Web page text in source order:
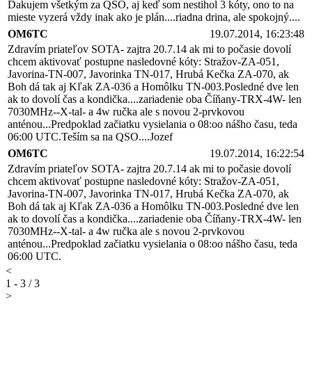
Ďakujem všetkým za QSO, aj keď som nestihol 3 kóty, ono to na
mieste vyzerá vždy inak ako je plán....riadna drina, ale spokojný....
OM6TC
19.07.2014, 16:23:48
Zdravím priateľov SOTA- zajtra 20.7.14 ak mi to počasie dovolí
chcem aktivovať postupne nasledovné kóty: Stražov-ZA-051,
Javorina-TN-007, Javorinka TN-017, Hrubá Kečka ZA-070, ak
Boh dá tak aj Kľak ZA-036 a Homôlku TN-003.Posledné dve len
ak to dovolí čas a kondička....zariadenie oba Číňany-TRX-4W- len
7030MHz--X-tal- a 4w ručka ale s novou 2-prvkovou
anténou...Predpoklad začiatku vysielania o 08:oo nášho času, teda
06:00 UTC.Teším sa na QSO....Jozef
OM6TC
19.07.2014, 16:22:54
Zdravím priateľov SOTA- zajtra 20.7.14 ak mi to počasie dovolí
chcem aktivovať postupne nasledovné kóty: Stražov-ZA-051,
Javorina-TN-007, Javorinka TN-017, Hrubá Kečka ZA-070, ak
Boh dá tak aj Kľak ZA-036 a Homôlku TN-003.Posledné dve len
ak to dovolí čas a kondička....zariadenie oba Číňany-TRX-4W- len
7030MHz--X-tal- a 4w ručka ale s novou 2-prvkovou
anténou...Predpoklad začiatku vysielania o 08:oo nášho času, teda
06:00 UTC.
<
1 - 3 / 3
>